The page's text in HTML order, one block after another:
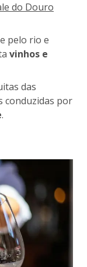
do Douro
pelo rio e
vinhos e
das
conduzidas por
.